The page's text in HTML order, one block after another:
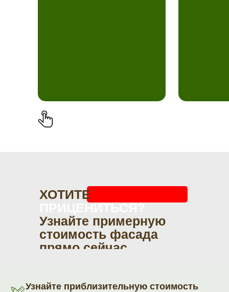
ХОТИТЕ
Узнайте примерную
стоимость фасада
прямо сейчас
Узнайте приблизительную стоимость